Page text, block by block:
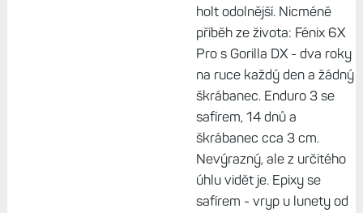
holt odolnější. Nicméně
příběh ze života: Fénix 6X
Pro s Gorilla DX - dva roky
na ruce každý den a žádný
škrábanec. Enduro 3 se
safírem, 14 dnů a
škrábanec cca 3 cm.
Nevýrazný, ale z určitého
úhlu vidět je. Epixy se
safírem - vryp u lunety od